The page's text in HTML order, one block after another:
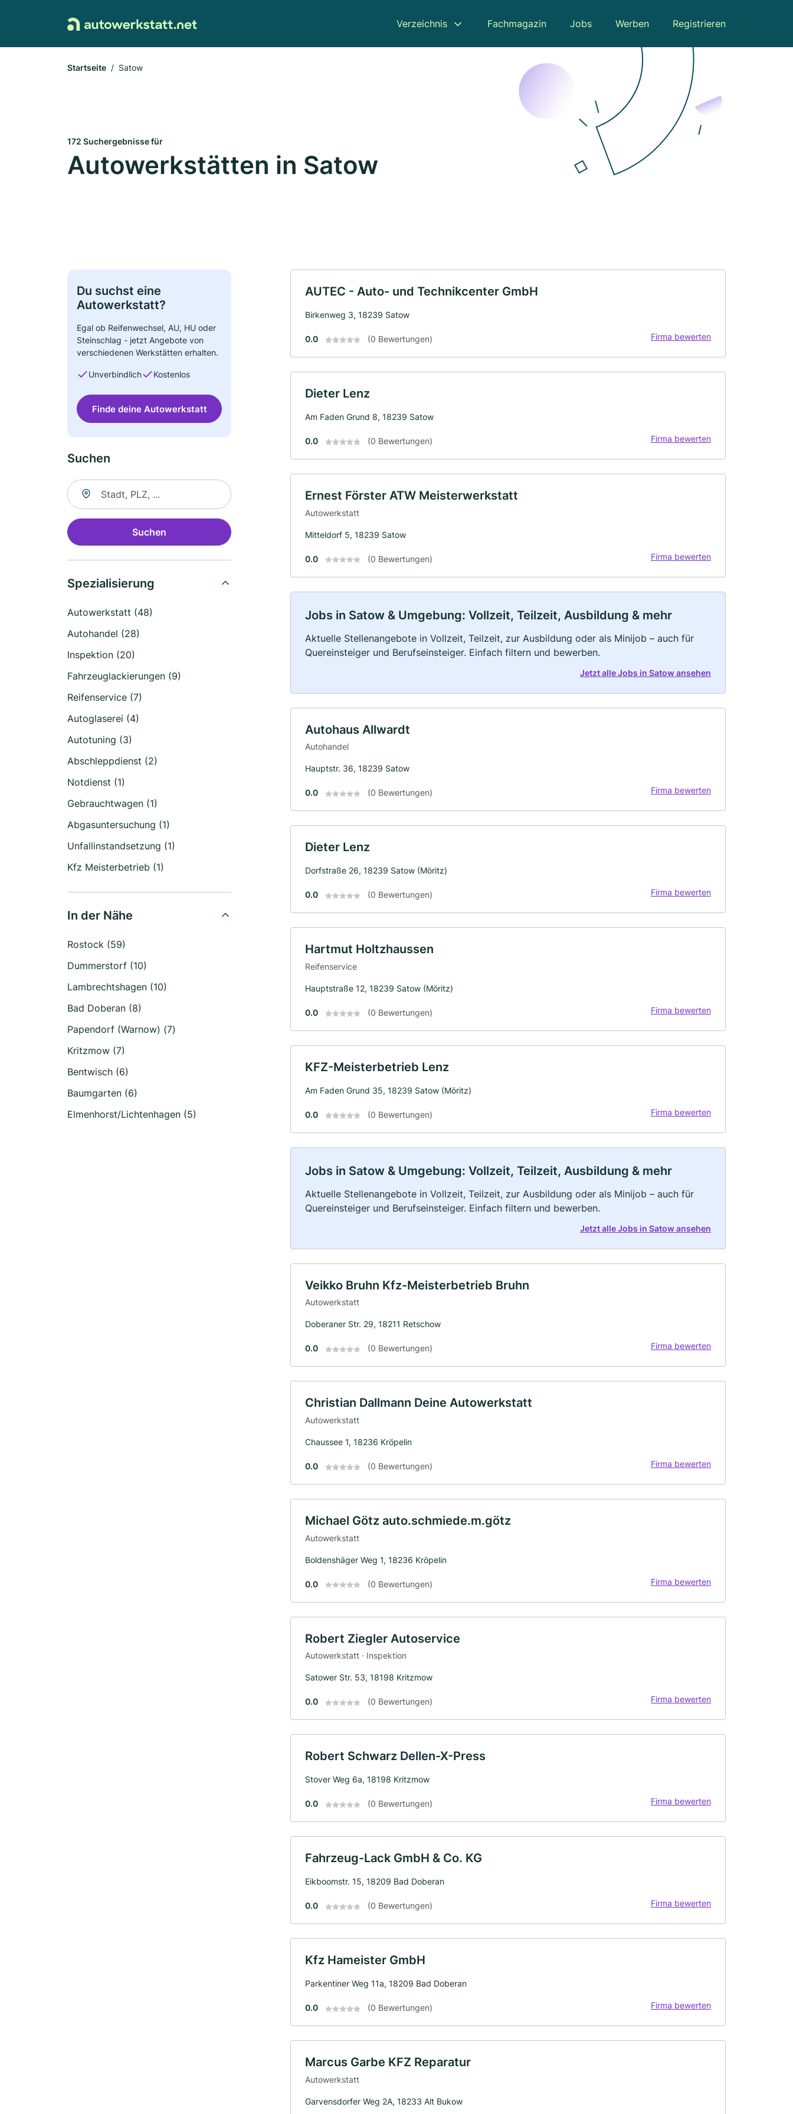
Verzeichnis Fachmagazin Jobs Werben Registrieren
Startseite Satow
172 Suchergebnisse für
Autowerkstätten in Satow
Du suchst eine
Autowerkstatt?
Egal ob Reifenwechsel, AU, HU oder
Steinschlag - jetzt Angebote von
verschiedenen Werkstätten erhalten.
Unverbindlich Kostenlos
Finde deine Autowerkstatt
Suchen
Suche nach Ort
Suchen
Spezialisierung
Autowerkstatt (48)
Autohandel (28)
Inspektion (20)
Fahrzeuglackierungen (9)
Reifenservice (7)
Autoglaserei (4)
Autotuning (3)
Abschleppdienst (2)
Notdienst (1)
Gebrauchtwagen (1)
Abgasuntersuchung (1)
Unfallinstandsetzung (1)
Kfz Meisterbetrieb (1)
In der Nähe
Rostock (59)
Dummerstorf (10)
Lambrechtshagen (10)
Bad Doberan (8)
Papendorf (Warnow) (7)
Kritzmow (7)
Bentwisch (6)
Baumgarten (6)
Elmenhorst/Lichtenhagen (5)
AUTEC - Auto- und Technikcenter GmbH
Birkenweg 3, 18239 Satow
0.0 (0 Bewertungen) Firma bewerten
Dieter Lenz
Am Faden Grund 8, 18239 Satow
0.0 (0 Bewertungen) Firma bewerten
Ernest Förster ATW Meisterwerkstatt
Autowerkstatt
Mitteldorf 5, 18239 Satow
0.0 (0 Bewertungen) Firma bewerten
Jobs in Satow & Umgebung: Vollzeit, Teilzeit, Ausbildung & mehr
Aktuelle Stellenangebote in Vollzeit, Teilzeit, zur Ausbildung oder als Minijob – auch für
Quereinsteiger und Berufseinsteiger. Einfach filtern und bewerben.
Jetzt alle Jobs in Satow ansehen
Autohaus Allwardt
Autohandel
Hauptstr. 36, 18239 Satow
0.0 (0 Bewertungen) Firma bewerten
Dieter Lenz
Dorfstraße 26, 18239 Satow (Möritz)
0.0 (0 Bewertungen) Firma bewerten
Hartmut Holtzhaussen
Reifenservice
Hauptstraße 12, 18239 Satow (Möritz)
0.0 (0 Bewertungen) Firma bewerten
KFZ-Meisterbetrieb Lenz
Am Faden Grund 35, 18239 Satow (Möritz)
0.0 (0 Bewertungen) Firma bewerten
Jobs in Satow & Umgebung: Vollzeit, Teilzeit, Ausbildung & mehr
Aktuelle Stellenangebote in Vollzeit, Teilzeit, zur Ausbildung oder als Minijob – auch für
Quereinsteiger und Berufseinsteiger. Einfach filtern und bewerben.
Jetzt alle Jobs in Satow ansehen
Veikko Bruhn Kfz-Meisterbetrieb Bruhn
Autowerkstatt
Doberaner Str. 29, 18211 Retschow
0.0 (0 Bewertungen) Firma bewerten
Christian Dallmann Deine Autowerkstatt
Autowerkstatt
Chaussee 1, 18236 Kröpelin
0.0 (0 Bewertungen) Firma bewerten
Michael Götz auto.schmiede.m.götz
Autowerkstatt
Boldenshäger Weg 1, 18236 Kröpelin
0.0 (0 Bewertungen) Firma bewerten
Robert Ziegler Autoservice
Autowerkstatt · Inspektion
Satower Str. 53, 18198 Kritzmow
0.0 (0 Bewertungen) Firma bewerten
Robert Schwarz Dellen-X-Press
Stover Weg 6a, 18198 Kritzmow
0.0 (0 Bewertungen) Firma bewerten
Fahrzeug-Lack GmbH & Co. KG
Eikboomstr. 15, 18209 Bad Doberan
0.0 (0 Bewertungen) Firma bewerten
Kfz Hameister GmbH
Parkentiner Weg 11a, 18209 Bad Doberan
0.0 (0 Bewertungen) Firma bewerten
Marcus Garbe KFZ Reparatur
Autowerkstatt
Garvensdorfer Weg 2A, 18233 Alt Bukow